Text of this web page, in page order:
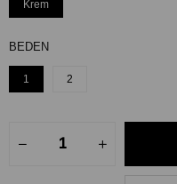
Krem
BEDEN
1 2